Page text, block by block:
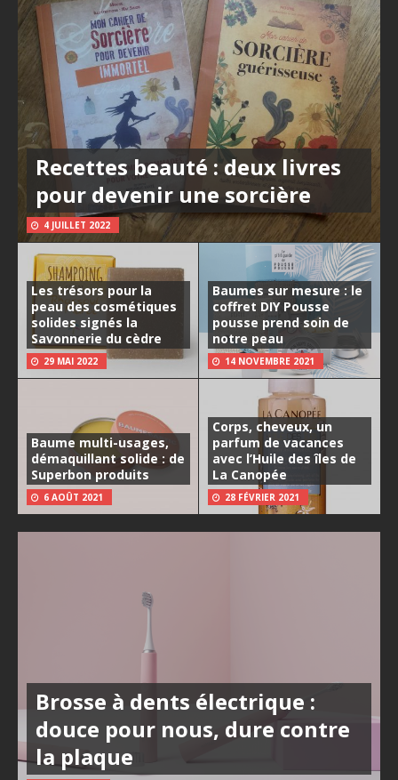
Recettes beauté : deux livres
pour devenir une sorcière
4 JUILLET 2022
Les trésors pour la
peau des cosmétiques
solides signés la
Savonnerie du cèdre
29 MAI 2022
Baumes sur mesure : le
coffret DIY Pousse
pousse prend soin de
notre peau
14 NOVEMBRE 2021
Baume multi-usages,
démaquillant solide : de
Superbon produits
6 AOÛT 2021
Corps, cheveux, un
parfum de vacances
avec l’Huile des îles de
La Canopée
28 FÉVRIER 2021
Brosse à dents électrique :
douce pour nous, dure contre
la plaque